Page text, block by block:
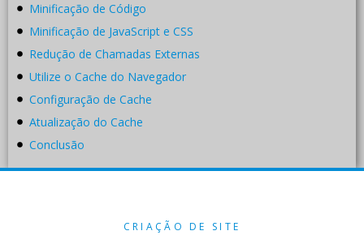
Minificação de Código
Minificação de JavaScript e CSS
Redução de Chamadas Externas
Utilize o Cache do Navegador
Configuração de Cache
Atualização do Cache
Conclusão
CRIAÇÃO DE SITE